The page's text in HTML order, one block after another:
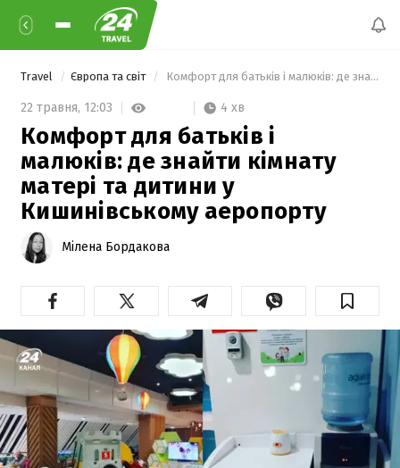
Travel Європа та світ Комфорт для батьків і малюків: де знайти кімнату матері та дитини у Кишинівському аеропорту
22 травня, 12:03 4 хв
Комфорт для батьків і
малюків: де знайти кімнату
матері та дитини у
Кишинівському аеропорту
Мілена Бордакова